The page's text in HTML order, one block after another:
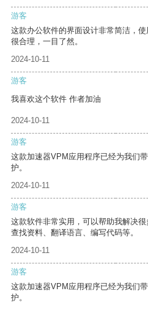
游客
这款办公软件的界面设计非常简洁，
很合理，一目了然。
2024-10-11
游客
我喜欢这个软件 作者加油
2024-10-11
游客
这款加速器VPM应用程序已经为我们
护。
2024-10-11
游客
这款软件非常实用，可以帮助我解决
查找资料、翻译语言、编写代码等。
2024-10-11
游客
这款加速器VPM应用程序已经为我们
护。